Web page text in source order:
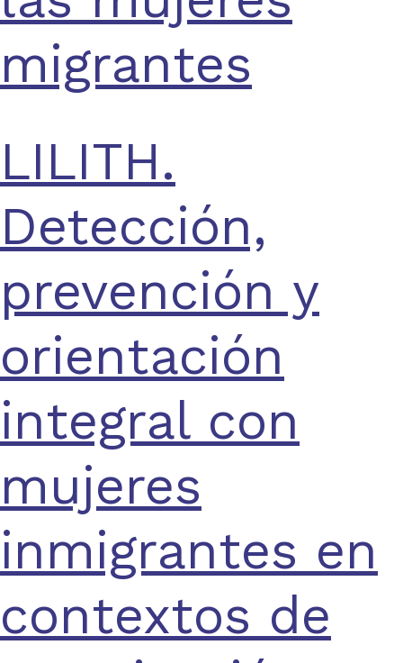
migrantes
LILITH.
Detección,
prevención y
orientación
integral con
mujeres
inmigrantes en
contextos de